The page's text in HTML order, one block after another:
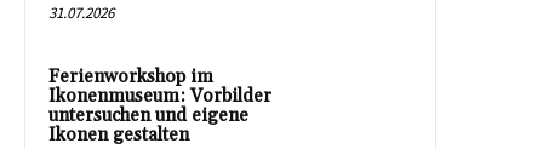
31.07.2026
Ferienworkshop im
Ikonenmuseum: Vorbilder
untersuchen und eigene
Ikonen gestalten